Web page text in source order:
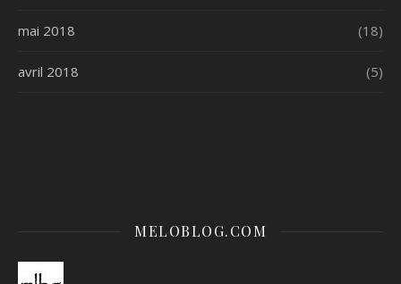
mai 2018 (18)
avril 2018 (5)
MELOBLOG.COM